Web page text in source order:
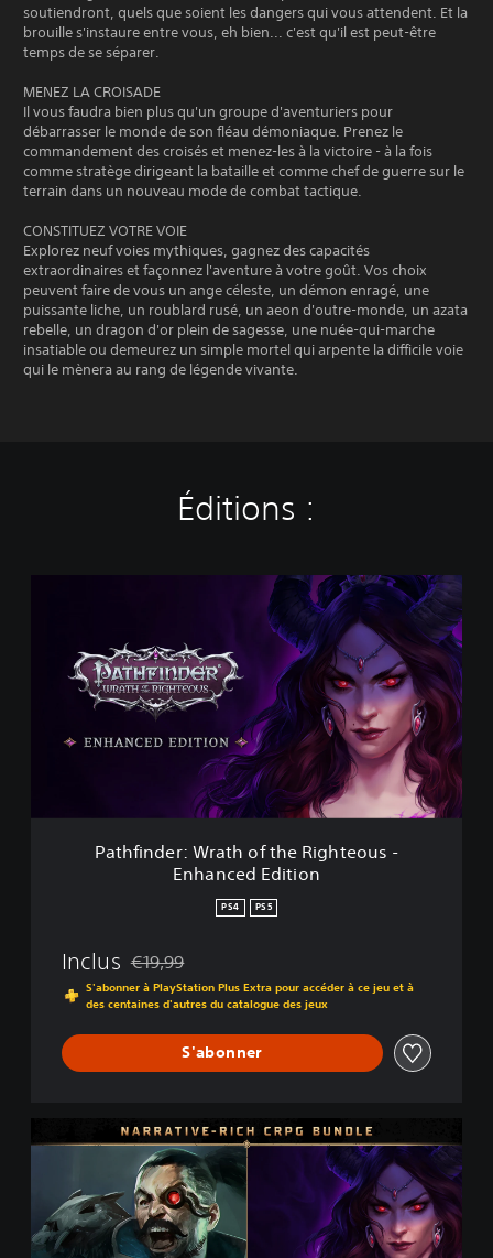
soutiendront, quels que soient les dangers qui vous attendent. Et la
brouille s'instaure entre vous, eh bien... c'est qu'il est peut-être
temps de se séparer.
MENEZ LA CROISADE
Il vous faudra bien plus qu'un groupe d'aventuriers pour
débarrasser le monde de son fléau démoniaque. Prenez le
commandement des croisés et menez-les à la victoire - à la fois
comme stratège dirigeant la bataille et comme chef de guerre sur le
terrain dans un nouveau mode de combat tactique.
CONSTITUEZ VOTRE VOIE
Explorez neuf voies mythiques, gagnez des capacités
extraordinaires et façonnez l'aventure à votre goût. Vos choix
peuvent faire de vous un ange céleste, un démon enragé, une
puissante liche, un roublard rusé, un aeon d'outre-monde, un azata
rebelle, un dragon d'or plein de sagesse, une nuée-qui-marche
insatiable ou demeurez un simple mortel qui arpente la difficile voie
qui le mènera au rang de légende vivante.
Éditions :
W
o
E
Pathfinder: Wrath of the Righteous -
Enhanced Edition
PS4 PS5
Inclus Remise par rapport au prix d'origine de €19,99
€19,99
S'abonner à PlayStation Plus Extra pour accéder à ce jeu et à
des centaines d'autres du catalogue des jeux
S'abonner
a
t